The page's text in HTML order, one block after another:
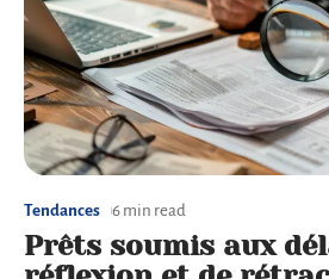
Tendances 6 min read
Prêts soumis aux